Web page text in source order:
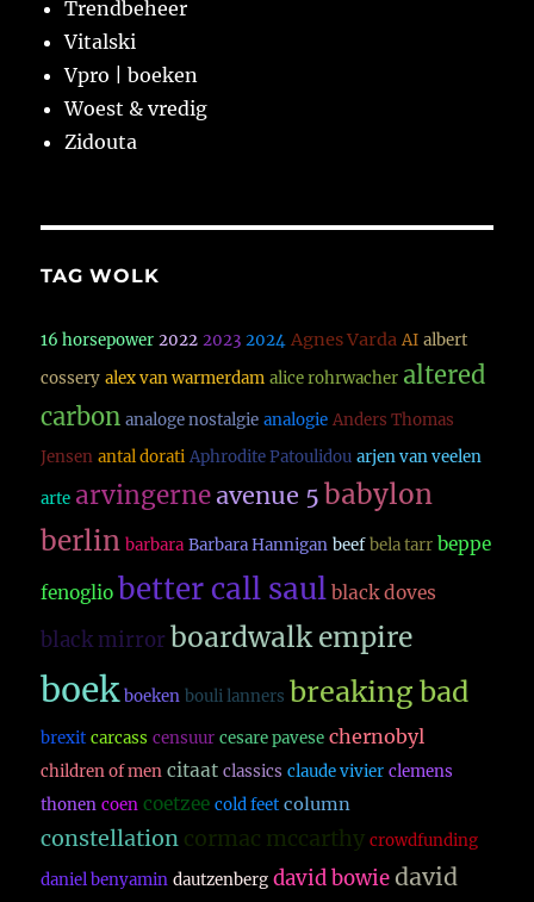
Trendbeheer
Vitalski
Vpro | boeken
Woest & vredig
Zidouta
TAG WOLK
16 horsepower 2022 2023 2024 Agnes Varda AI albert
cossery alex van warmerdam alice rohrwacher altered
carbon analoge nostalgie analogie Anders Thomas
Jensen antal dorati Aphrodite Patoulidou arjen van veelen
arte arvingerne avenue 5 babylon
berlin barbara Barbara Hannigan beef bela tarr beppe
fenoglio better call saul black doves
black mirror boardwalk empire
boek boeken bouli lanners breaking bad
brexit carcass censuur cesare pavese chernobyl
children of men citaat classics claude vivier clemens
thonen coen coetzee cold feet column
constellation cormac mccarthy crowdfunding
daniel benyamin dautzenberg david bowie david